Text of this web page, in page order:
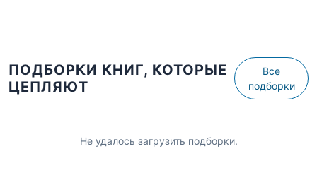
ПОДБОРКИ КНИГ, КОТОРЫЕ
ЦЕПЛЯЮТ
Все
подборки
Не удалось загрузить подборки.